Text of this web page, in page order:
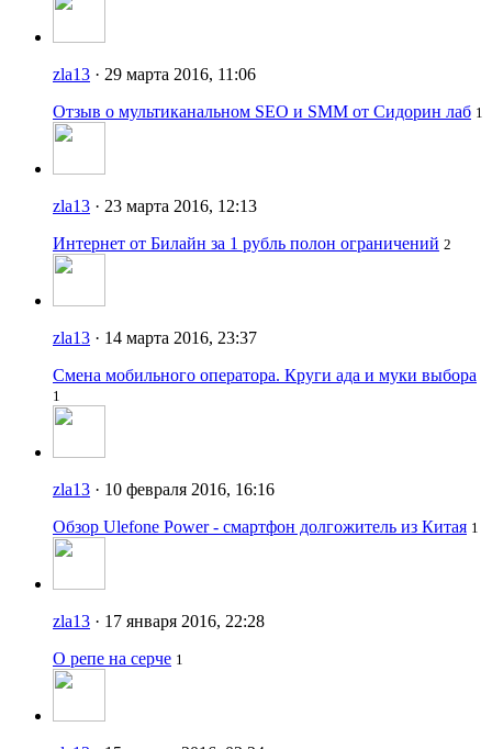
zla13 · 29 марта 2016, 11:06
Отзыв о мультиканальном SEO и SMM от Сидорин лаб 1
zla13 · 23 марта 2016, 12:13
Интернет от Билайн за 1 рубль полон ограничений 2
zla13 · 14 марта 2016, 23:37
Смена мобильного оператора. Круги ада и муки выбора
1
zla13 · 10 февраля 2016, 16:16
Обзор Ulefone Power - смартфон долгожитель из Китая 1
zla13 · 17 января 2016, 22:28
О репе на серче 1